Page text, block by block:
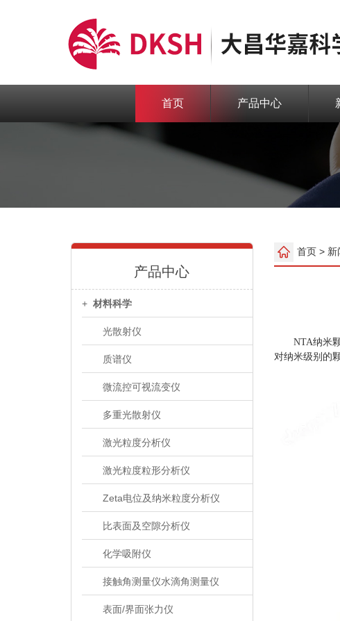
首页 产品中心
产品中心
+ 材料科学
光散射仪
质谱仪
微流控可视流变仪
多重光散射仪
激光粒度分析仪
激光粒度粒形分析仪
Zeta电位及纳米粒度分析仪
比表面及空隙分析仪
化学吸附仪
接触角测量仪水滴角测量仪
表面/界面张力仪
首页> 新
NTA纳米颗
对纳米级别的